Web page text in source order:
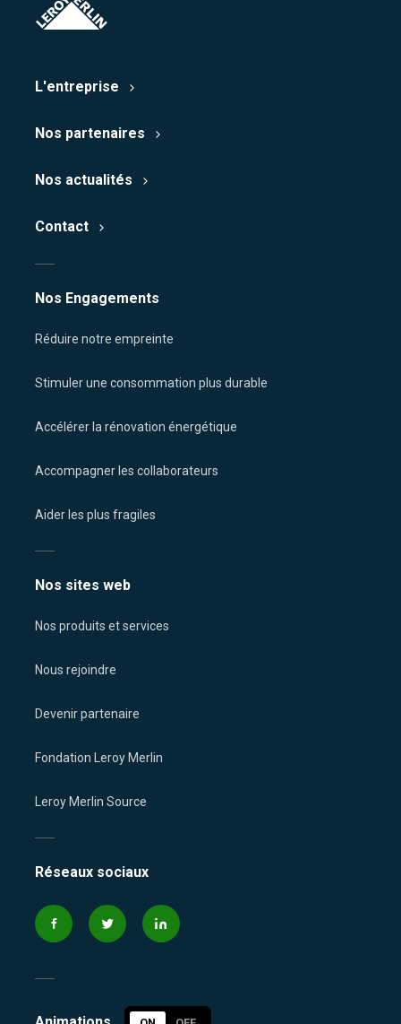
L'entreprise
Nos partenaires
Nos actualités
Contact
Nos Engagements
Réduire notre empreinte
Stimuler une consommation plus durable
Accélérer la rénovation énergétique
Accompagner les collaborateurs
Aider les plus fragiles
Nos sites web
Nos produits et services
Nous rejoindre
Devenir partenaire
Fondation Leroy Merlin
Leroy Merlin Source
Réseaux sociaux